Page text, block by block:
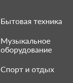
Бытовая техника
Музыкальное
оборудование
Спорт и отдых